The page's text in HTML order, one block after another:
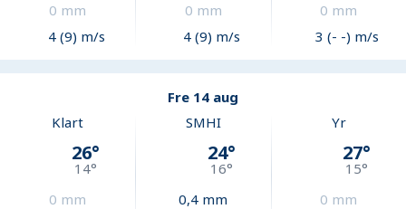
0 mm
4 (9) m/s
0 mm
4 (9) m/s
0 mm
3 (- -) m/s
Fre 14 aug
Klart
26°
14°
0 mm
SMHI
24°
16°
0,4 mm
Yr
27°
15°
0 mm